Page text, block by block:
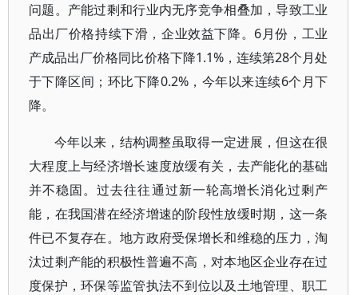
问题。产能过剩和行业内无序竞争相叠加，导致工业
品出厂价格持续下滑，企业效益下降。6月份，工业
产成品出厂价格同比价格下降1.1%，连续第28个月处
于下降区间；环比下降0.2%，今年以来连续6个月下
降。
今年以来，结构调整虽取得一定进展，但这在很
大程度上与经济增长速度放缓有关，去产能化的基础
并不稳固。过去往往通过新一轮高增长消化过剩产
能，在我国潜在经济增速的阶段性放缓时期，这一条
件已不复存在。地方政府受保增长和维稳的压力，淘
汰过剩产能的积极性普遍不高，对本地区企业存在过
度保护，环保等监管执法不到位以及土地管理、职工